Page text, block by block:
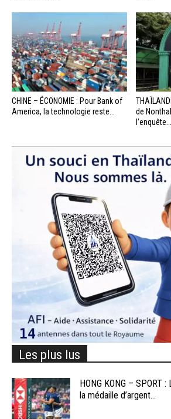
CHINE – ÉCONOMIE : Pour Bank of
America, la technologie reste...
de
l’enquête...
Les plus lus
HONG KONG – SPORT
la médaille d’argent...